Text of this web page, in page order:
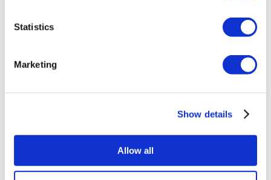
Statistics
Marketing
Show details
Allow all
The federal
Nuevo león
Flymedi
Toate tratamentele sunt efectuate de o instituție de sănătate
Cum funcționează